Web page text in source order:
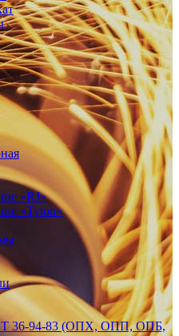
«RJ»
«Tyton»
36-94-83 (ОПХ, ОПП, ОПБ,